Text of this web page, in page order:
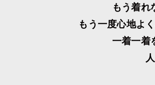
もう着れ
もう一度心地よ
一着一着